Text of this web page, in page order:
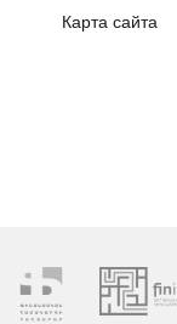
Карта сайта